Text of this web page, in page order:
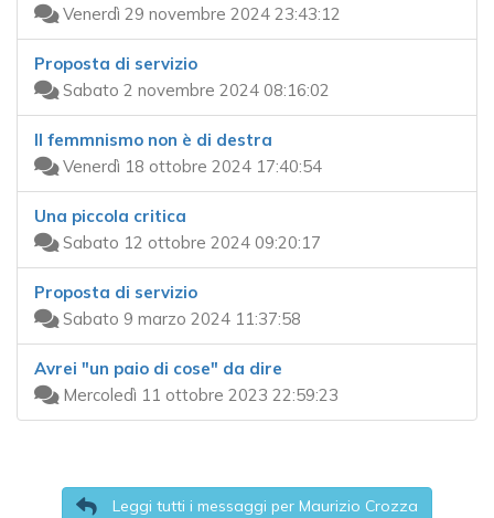
Venerdì 29 novembre 2024 23:43:12
Proposta di servizio
Sabato 2 novembre 2024 08:16:02
Il femmnismo non è di destra
Venerdì 18 ottobre 2024 17:40:54
Una piccola critica
Sabato 12 ottobre 2024 09:20:17
Proposta di servizio
Sabato 9 marzo 2024 11:37:58
Avrei "un paio di cose" da dire
Mercoledì 11 ottobre 2023 22:59:23
Leggi tutti i messaggi per Maurizio Crozza